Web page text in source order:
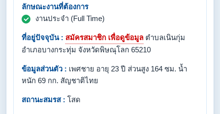
ลักษณะงานที่ต้องการ
งานประจำ (Full Time)
ที่อยู่ปัจจุบัน : สมัครสมาชิก เพื่อดูข้อมูล ตำบลเนินกุ่ม
อำเภอบางกระทุ่ม จังหวัดพิษณุโลก 65210
ข้อมูลส่วนตัว : เพศชาย อายุ 23 ปี ส่วนสูง 164 ซม. น้ำ
หนัก 69 กก. สัญชาติไทย
สถานะสมรส : โสด